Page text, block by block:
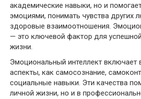
академические навыки, но и
эмоциями, понимать чувства других
здоровые взаимоотношения.
— это ключевой фактор для
жизни.
Эмоциональный интеллект включает
аспекты, как самосознание,
социальные навыки. Эти качества
личной жизни, но и в